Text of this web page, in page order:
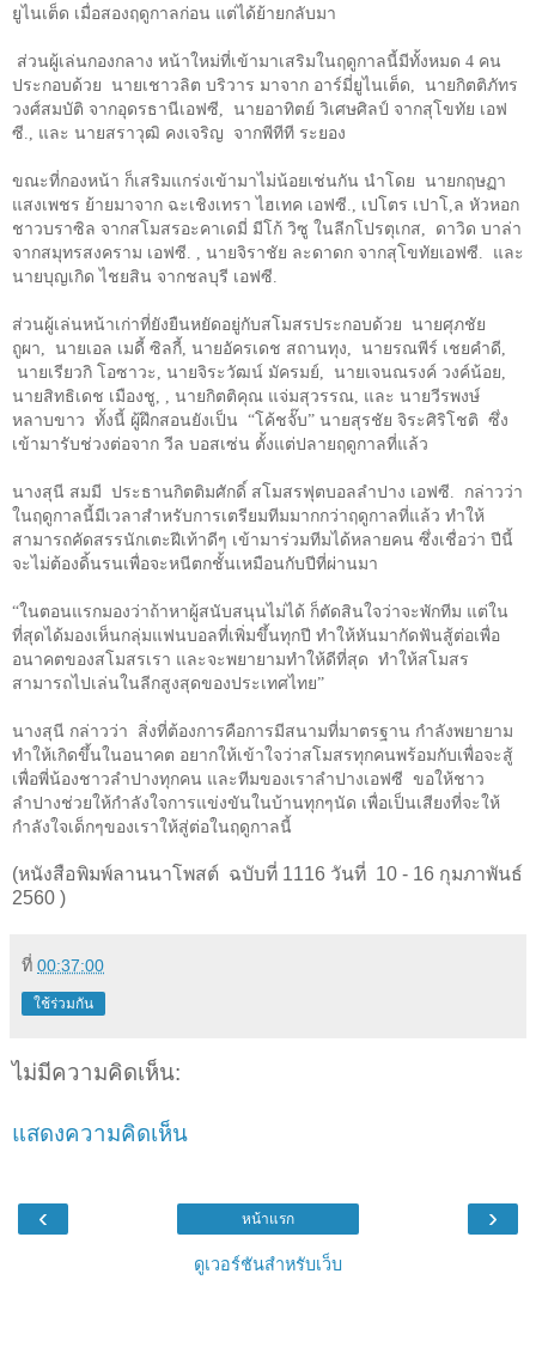
ยูไนเต็ด เมื่อสองฤดูกาลก่อน แต่ได้ย้ายกลับมา
ส่วนผู้เล่นกองกลาง หน้าใหม่ที่เข้ามาเสริมในฤดูกาลนี้มีทั้งหมด 4 คน
ประกอบด้วย นายเชาวลิต บริวาร มาจาก อาร์มี่ยูไนเต็ด
นายกิตติภัทร
วงศ์สมบัติ จากอุดรธานีเอฟซี
นายอาทิตย์ วิเศษศิลป์ จากสุโขทัย เอฟ
ซี.
และ นายสราวุฒิ คงเจริญ จากพีทีที ระยอง
ขณะที่กองหน้า ก็เสริมแกร่งเข้ามาไม่น้อยเช่นกัน นำโดย นายกฤษฏา
แสงเพชร ย้ายมาจาก ฉะเชิงเทรา ไฮเทค เอฟซี.
เปโตร เปาโ ล หัวหอก
ชาวบราซิล จากสโมสรอะคาเดมี่ มีโก้ วิซู ในลีกโปรตุเกส
ดาวิด บาล่า
จากสมุทรสงคราม เอฟซี.
นายจิราชัย ละดาดก จากสุโขทัยเอฟซี. และ
นายบุญเกิด ไชยสิน จากชลบุรี เอฟซี.
ส่วนผู้เล่นหน้าเก่าที่ยังยืนหยัดอยู่กับสโมสรประกอบด้วย นายศุภชัย
ถูผา
นายเอล เมดี้ ซิลกี้ นายอัครเดช สถานทุง นายรณพีร์ เชยคำดี
นายเรียวกิ โอซาวะ
นายจิระวัฒน์ มัครมย์ นายเจนณรงค์ วงค์น้อย
นายสิทธิเดช เมืองชู
นายกิตติคุณ แจ่มสุวรรณ และ นายวีรพงษ์
หลาบขาว ทั้งนี้ ผู้ฝึกสอนยังเป็น “โค้ชจั๊บ” นายสุรชัย จิระศิริโชติ ซึ่ง
เข้ามารับช่วงต่อจาก วีล บอสเซ่น ตั้งแต่ปลายฤดูกาลที่แล้ว
นางสุนี สมมี ประธานกิตติมศักดิ์ สโมสรฟุตบอลลำปาง เอฟซี. กล่าวว่า
ในฤดูกาลนี้มีเวลาสำหรับการเตรียมทีมมากกว่าฤดูกาลที่แล้ว ทำให้
สามารถคัดสรรนักเตะฝีเท้าดีๆ เข้ามาร่วมทีมได้หลายคน ซึ่งเชื่อว่า ปีนี้
จะไม่ต้องดิ้นรนเพื่อจะหนีตกชั้นเหมือนกับปีที่ผ่านมา
“ในตอนแรกมองว่าถ้าหาผู้สนับสนุนไม่ได้ ก็ตัดสินใจว่าจะพักทีม แต่ใน
ที่สุดได้มองเห็นกลุ่มแฟนบอลที่เพิ่มขึ้นทุกปี ทำให้หันมากัดฟันสู้ต่อเพื่อ
อนาคตของสโมสรเรา และจะพยายามทำให้ดีที่สุด ทำให้สโมสร
สามารถไปเล่นในลีกสูงสุดของประเทศไทย”
นางสุนี กล่าวว่า
สิ่งที่ต้องการคือการมีสนามที่มาตรฐาน กำลังพยายาม
ทำให้เกิดขึ้นในอนาคต อยากให้เข้าใจว่าสโมสรทุกคนพร้อมกับเพื่อจะสู้
เพื่อพี่น้องชาวลำปางทุกคน และทีมของเราลำปางเอฟซี ขอให้ชาว
ลำปางช่วยให้กำลังใจการแข่งขันในบ้านทุกๆนัด เพื่อเป็นเสียงที่จะให้
กำลังใจเด็กๆของเราให้สู่ต่อในฤดูกาลนี้
(หนังสือพิมพ์ลานนาโพสต์ ฉบับที่ 1116 วันที่ 10 - 16 กุมภาพันธ์
2560 )
ที่ 00:37:00
ใช้ร่วมกัน
ไม่มีความคิดเห็น:
แสดงความคิดเห็น
‹ ›
หน้าแรก
ดูเวอร์ชันสำหรับเว็บ